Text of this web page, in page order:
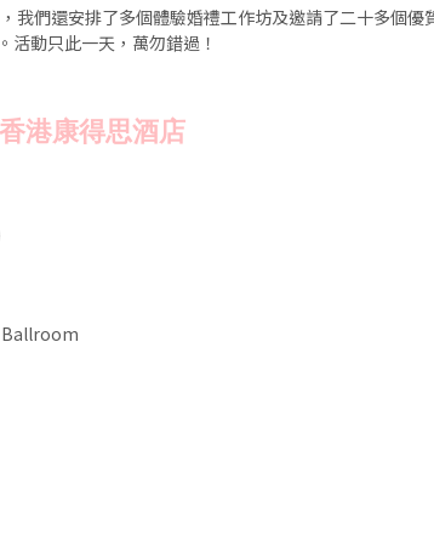
們還安排了多個體驗婚禮工作坊及邀請了二十多個優
活動只此一天，萬勿錯過！
港康得思酒店
Ballroom